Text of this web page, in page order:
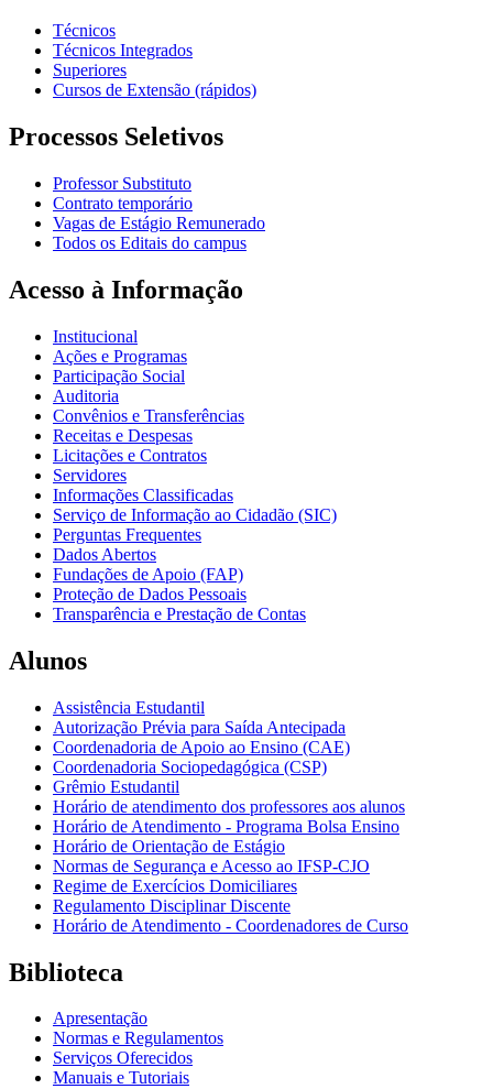
Técnicos
Técnicos Integrados
Superiores
Cursos de Extensão (rápidos)
Processos Seletivos
Professor Substituto
Contrato temporário
Vagas de Estágio Remunerado
Todos os Editais do campus
Acesso à Informação
Institucional
Ações e Programas
Participação Social
Auditoria
Convênios e Transferências
Receitas e Despesas
Licitações e Contratos
Servidores
Informações Classificadas
Serviço de Informação ao Cidadão (SIC)
Perguntas Frequentes
Dados Abertos
Fundações de Apoio (FAP)
Proteção de Dados Pessoais
Transparência e Prestação de Contas
Alunos
Assistência Estudantil
Autorização Prévia para Saída Antecipada
Coordenadoria de Apoio ao Ensino (CAE)
Coordenadoria Sociopedagógica (CSP)
Grêmio Estudantil
Horário de atendimento dos professores aos alunos
Horário de Atendimento - Programa Bolsa Ensino
Horário de Orientação de Estágio
Normas de Segurança e Acesso ao IFSP-CJO
Regime de Exercícios Domiciliares
Regulamento Disciplinar Discente
Horário de Atendimento - Coordenadores de Curso
Biblioteca
Apresentação
Normas e Regulamentos
Serviços Oferecidos
Manuais e Tutoriais